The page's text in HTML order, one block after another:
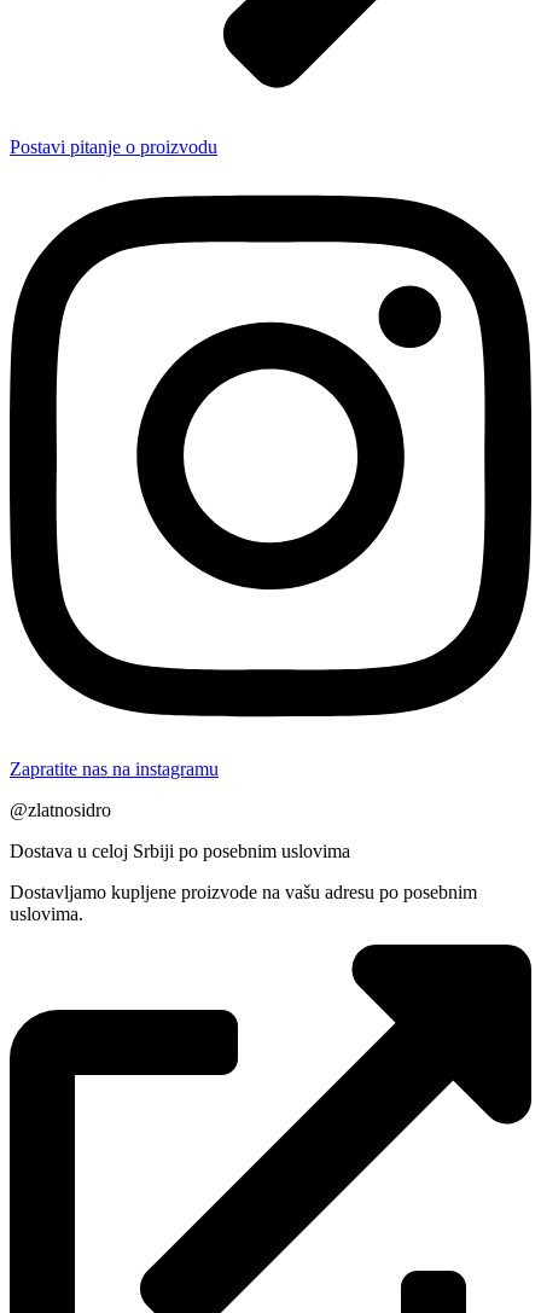
Postavi pitanje o proizvodu
Zapratite nas na instagramu
@zlatnosidro
Dostava u celoj Srbiji po posebnim uslovima
Dostavljamo kupljene proizvode na vašu adresu po posebnim
uslovima.